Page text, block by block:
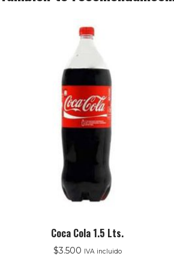
Coca Cola 1.5 Lts.
$3.500 IVA incluido